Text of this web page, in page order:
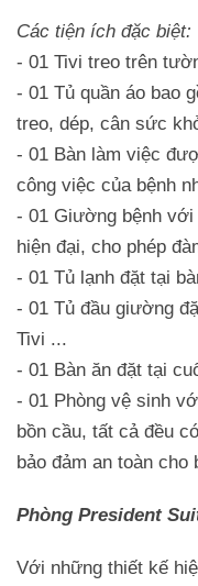
Các tiện ích đặc biệt:
- 01 Tivi treo trên
- 01 Tủ quần áo bao
treo, dép, cân sức
- 01 Bàn làm việc
công việc của bệnh
- 01 Giường bệnh với
hiện đại, cho phép
- 01 Tủ lạnh đặt tại
- 01 Tủ đầu giường
Tivi ...
- 01 Bàn ăn đặt tại
- 01 Phòng vệ sinh
bồn cầu, tất cả đều
bảo đảm an toàn cho
Phòng President
Với những thiết kế